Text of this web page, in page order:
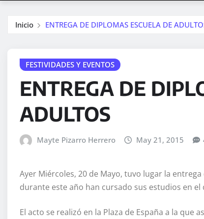
Inicio ENTREGA DE DIPLOMAS ESCUELA DE
FESTIVIDADES Y EVENTOS
ENTREGA DE
ADULTOS
Mayte Pizarro Herrero May 21, 2015
Ayer Miércoles, 20 de Mayo, tuvo lugar la
durante este año han cursado sus estudios en el
El acto se realizó en la Plaza de España a la que